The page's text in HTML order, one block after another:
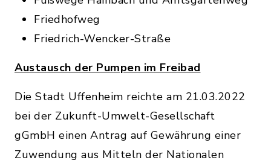
Friedhofweg
Friedrich-Wencker-Straße
Austausch der Pumpen im Freibad
Die Stadt Uffenheim reichte am 21.03.2022
bei der Zukunft-Umwelt-Gesellschaft
gGmbH einen Antrag auf Gewährung einer
Zuwendung aus Mitteln der Nationalen